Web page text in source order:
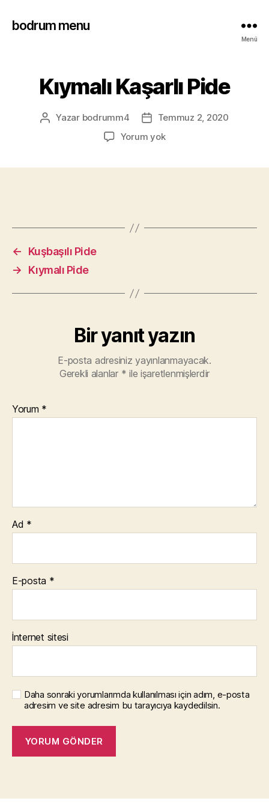
bodrum menu
Menü
Kıymalı Kaşarlı Pide
Yazar bodrumm4
Temmuz 2, 2020
Yorum yok
←
Kuşbaşılı Pide
→
Kıymalı Pide
Bir yanıt yazın
E-posta adresiniz yayınlanmayacak.
Gerekli alanlar * ile işaretlenmişlerdir
Yorum *
Ad *
E-posta *
İnternet sitesi
Daha sonraki yorumlarımda kullanılması için adım, e-posta
adresim ve site adresim bu tarayıcıya kaydedilsin.